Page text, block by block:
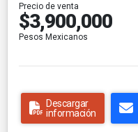
Precio de venta
$3,900,000
Pesos Mexicanos
Descargar
información